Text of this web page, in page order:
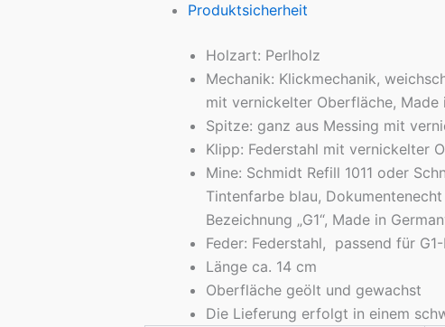
Produktsicherheit
Holzart: Perlholz
Mechanik: Klickmechanik,
mit vernickelter Oberfläche, Made
Spitze: ganz aus Messing mit
Klipp: Federstahl mit vernickelter
Mine: Schmidt Refill 1011 oder
Tintenfarbe blau,
Bezeichnung „G1“, Made in
Feder: Federstahl, passend für
Länge ca. 14 cm
Oberfläche geölt und gewachst
Die Lieferung erfolgt in einem